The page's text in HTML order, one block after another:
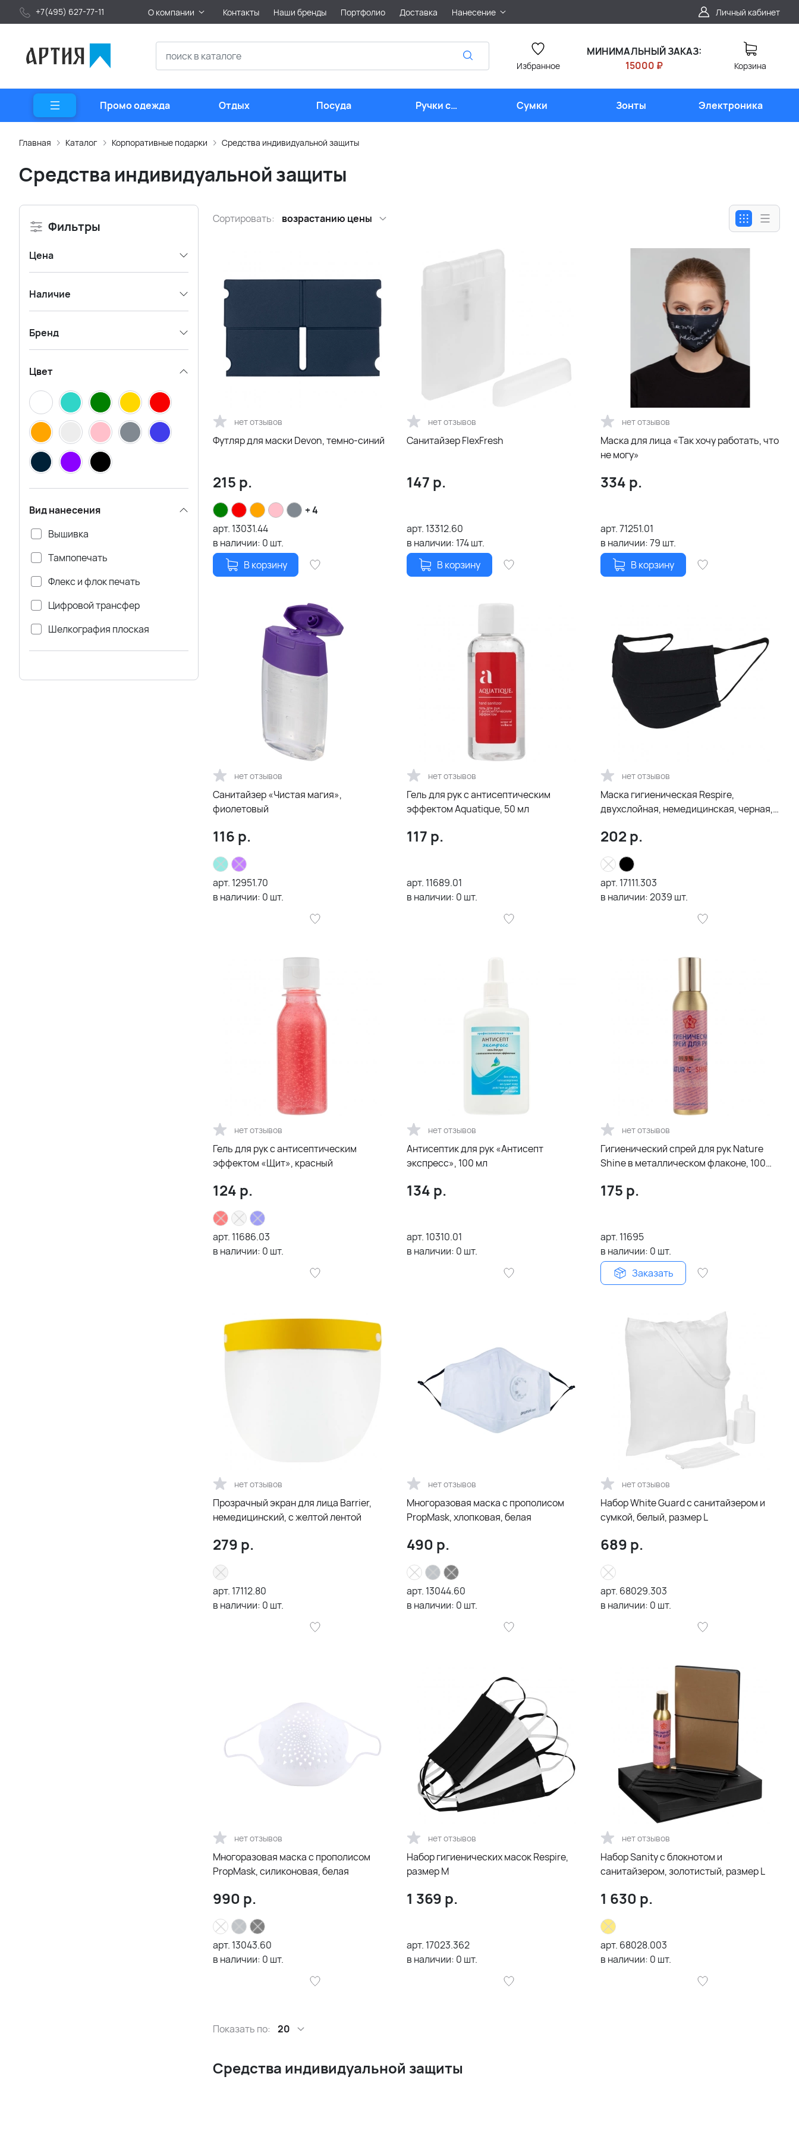
+7(495) 627-77-11 О компании Контакты Наши бренды Портфолио Доставка Нанесение Личный кабинет
Избранное
МИНИМАЛЬНЫЙ ЗАКАЗ:
15000 ₽
Корзина
Промо одежда Отдых Посуда
Ручки с
логотипом
Сумки Зонты Электроника
Главная Каталог Корпоративные подарки Средства индивидуальной защиты
Средства индивидуальной защиты
Фильтры
Цена
Наличие
Бренд
Цвет
Вид нанесения
Вышивка
Тампопечать
Флекс и флок печать
Цифровой трансфер
Шелкография плоская
Сортировать: возрастанию цены
нет отзывов
Футляр для маски Devon, темно-синий
215 р.
+ 4
арт. 13031.44
в наличии: 0 шт.
В корзину
нет отзывов
Санитайзер FlexFresh
147 р.
арт. 13312.60
в наличии: 174шт.
В корзину
нет отзывов
Маска для лица «Так хочу работать, что
не могу»
334 р.
арт.71251.01
в наличии:79 шт.
В корзину
нет отзывов
Санитайзер «Чистая магия»,
фиолетовый
116 р.
арт. 12951.70
в наличии: 0 шт.
нет отзывов
Гель для рук с антисептическим
эффектом Aquatique, 50 мл
117 р.
арт. 11689.01
в наличии: 0 шт.
нет отзывов
Маска гигиеническая Respire,
двухслойная, немедицинская, черная,
202 р.
арт. 17111.303
в наличии:2039 шт.
нет отзывов
Гель для рук с антисептическим
эффектом «Щит», красный
124 р.
арт. 11686.03
в наличии: 0 шт.
нет отзывов
Антисептик для рук «Антисепт
экспресс», 100 мл
134 р.
арт. 10310.01
в наличии: 0 шт.
нет отзывов
Гигиенический спрей для рук Nature
Shine в металлическом флаконе, 100
175 р.
арт. 11695
в наличии: 0 шт.
Заказать
нет отзывов
Прозрачный экран для лица Barrier,
немедицинский, с желтой лентой
279 р.
арт. 17112.80
в наличии: 0 шт.
нет отзывов
Многоразовая маска с прополисом
PropMask, хлопковая, белая
490 р.
арт. 13044.60
в наличии: 0 шт.
нет отзывов
Набор White Guard с санитайзером и
сумкой, белый, размер L
689 р.
арт. 68029.303
в наличии: 0 шт.
нет отзывов
Многоразовая маска с прополисом
PropMask, силиконовая, белая
990 р.
арт. 13043.60
в наличии: 0 шт.
нет отзывов
Набор гигиенических масок Respire,
размер M
1 369 р.
арт. 17023.362
в наличии: 0 шт.
нет отзывов
Набор Sanity с блокнотом и
санитайзером, золотистый, размер L
1 630 р.
арт. 68028.003
в наличии: 0 шт.
Показать по: 20
Средства индивидуальной защиты